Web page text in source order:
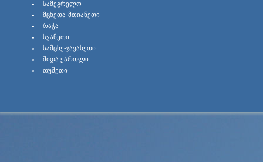
ᲡᲐᲛᲔᲒᲠᲔᲚᲝ
ᲛᲪᲮᲔᲗᲐ-ᲛᲗᲘᲐᲜᲔᲗᲘ
ᲠᲐᲭᲐ
ᲡᲕᲐᲜᲔᲗᲘ
ᲡᲐᲛᲪᲮᲔ-ᲯᲐᲕᲐᲮᲔᲗᲘ
ᲨᲘᲓᲐ ᲥᲐᲠᲗᲚᲘ
ᲗᲣᲨᲔᲗᲘ